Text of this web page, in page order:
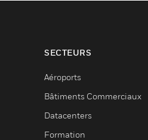
SECTEURS
Aéroports
Bâtiments Commerciaux
Datacenters
Formation